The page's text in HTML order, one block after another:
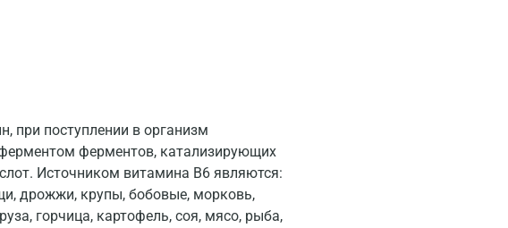
при поступлении в организм
ферментов, катализирующих
Источником витамина B6 являются:
дрожжи, крупы, бобовые, морковь,
горчица, картофель, соя, мясо, рыба,
Дмитров
Долгопрудный
Домодедово